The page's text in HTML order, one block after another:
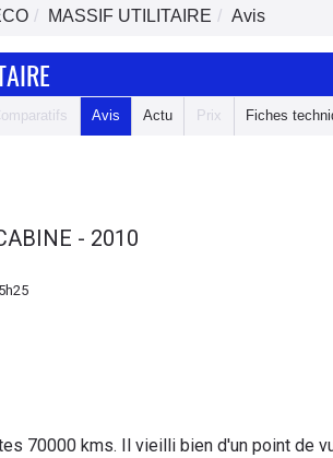
MASSIF UTILITAIRE Avis
Avis Actu Prix Fiches
- 2010
70000 kms. Il vieilli bien d'un point de